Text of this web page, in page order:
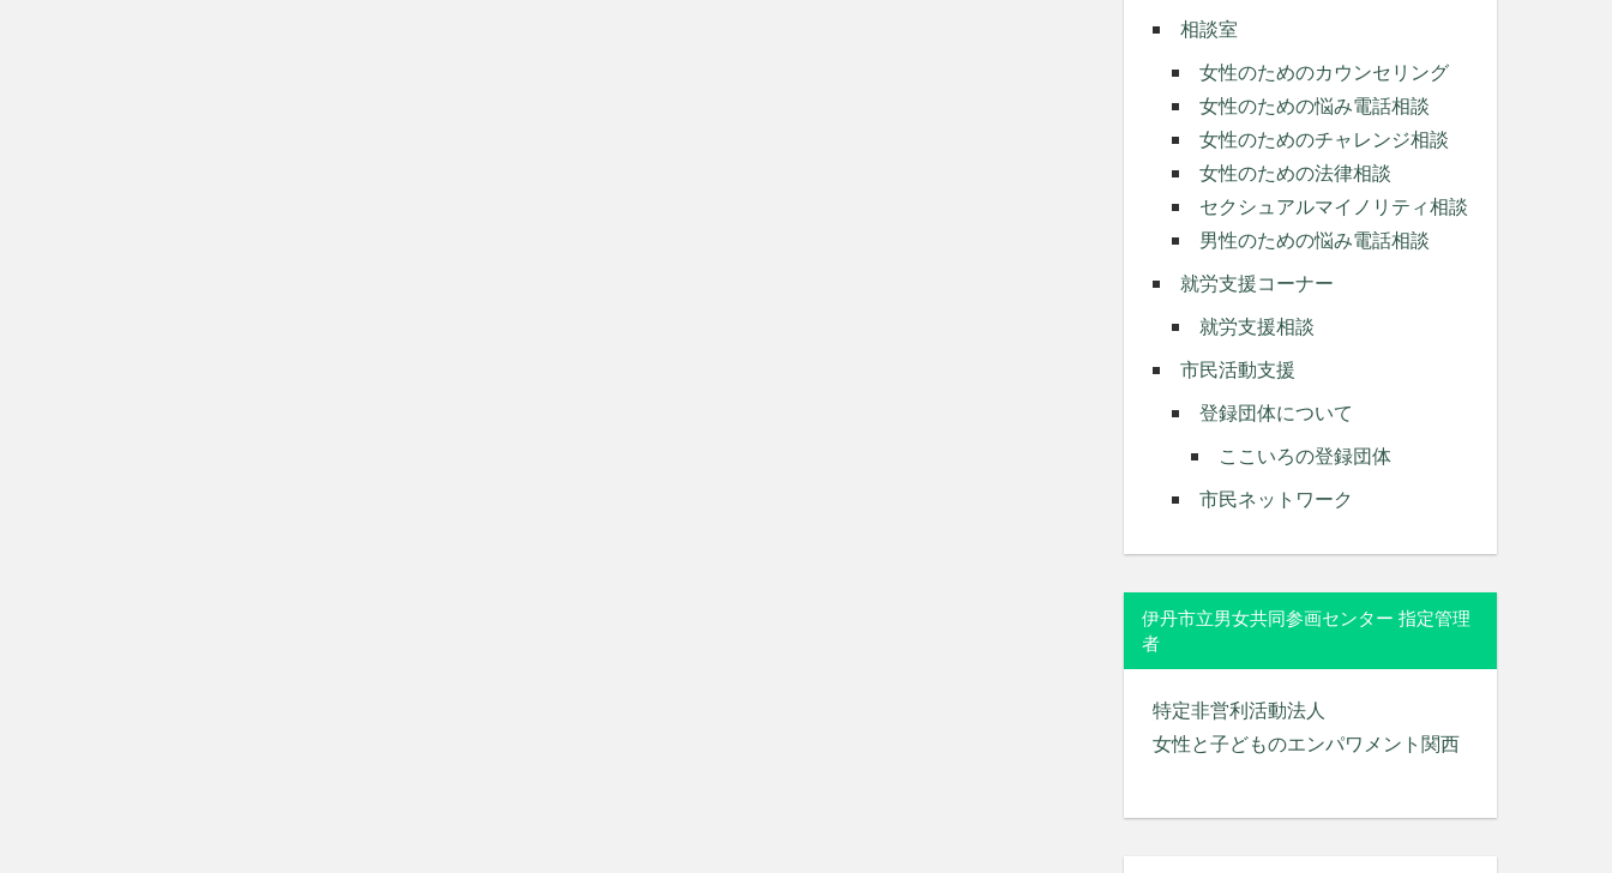
相談室
女性のためのカウンセリング
女性のための悩み電話相談
女性のためのチャレンジ相談
女性のための法律相談
セクシュアルマイノリティ相談
男性のための悩み電話相談
就労支援コーナー
就労支援相談
市民活動支援
登録団体について
ここいろの登録団体
市民ネットワーク
伊丹市立男女共同参画センター 指定管理
者
特定非営利活動法人
女性と子どものエンパワメント関西